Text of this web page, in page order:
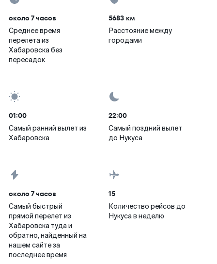
около 7 часов
Среднее время
перелета из
Хабаровска без
пересадок
5683 км
Расстояние между
городами
01:00
Самый ранний вылет из
Хабаровска
22:00
Самый поздний вылет
до Нукуса
около 7 часов
Самый быстрый
прямой перелет из
Хабаровска туда и
обратно, найденный на
нашем сайте за
последнее время
15
Количество рейсов до
Нукуса в неделю